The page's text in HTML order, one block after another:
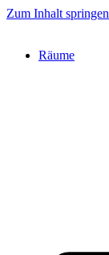
Zum Inhalt springen
Räume